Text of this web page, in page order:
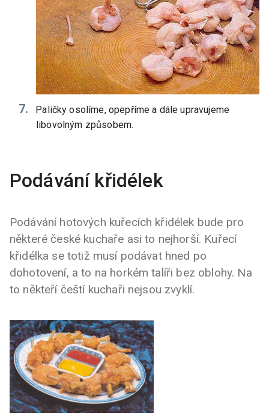
Paličky osolíme, opepříme a dále upravujeme
libovolným způsobem.
Podávání křidélek
Podávání hotových kuřecích křidélek bude pro
některé české kuchaře asi to nejhorší. Kuřecí
křidélka se totiž musí podávat hned po
dohotovení, a to na horkém talíři bez oblohy. Na
to někteří čeští kuchaři nejsou zvyklí.